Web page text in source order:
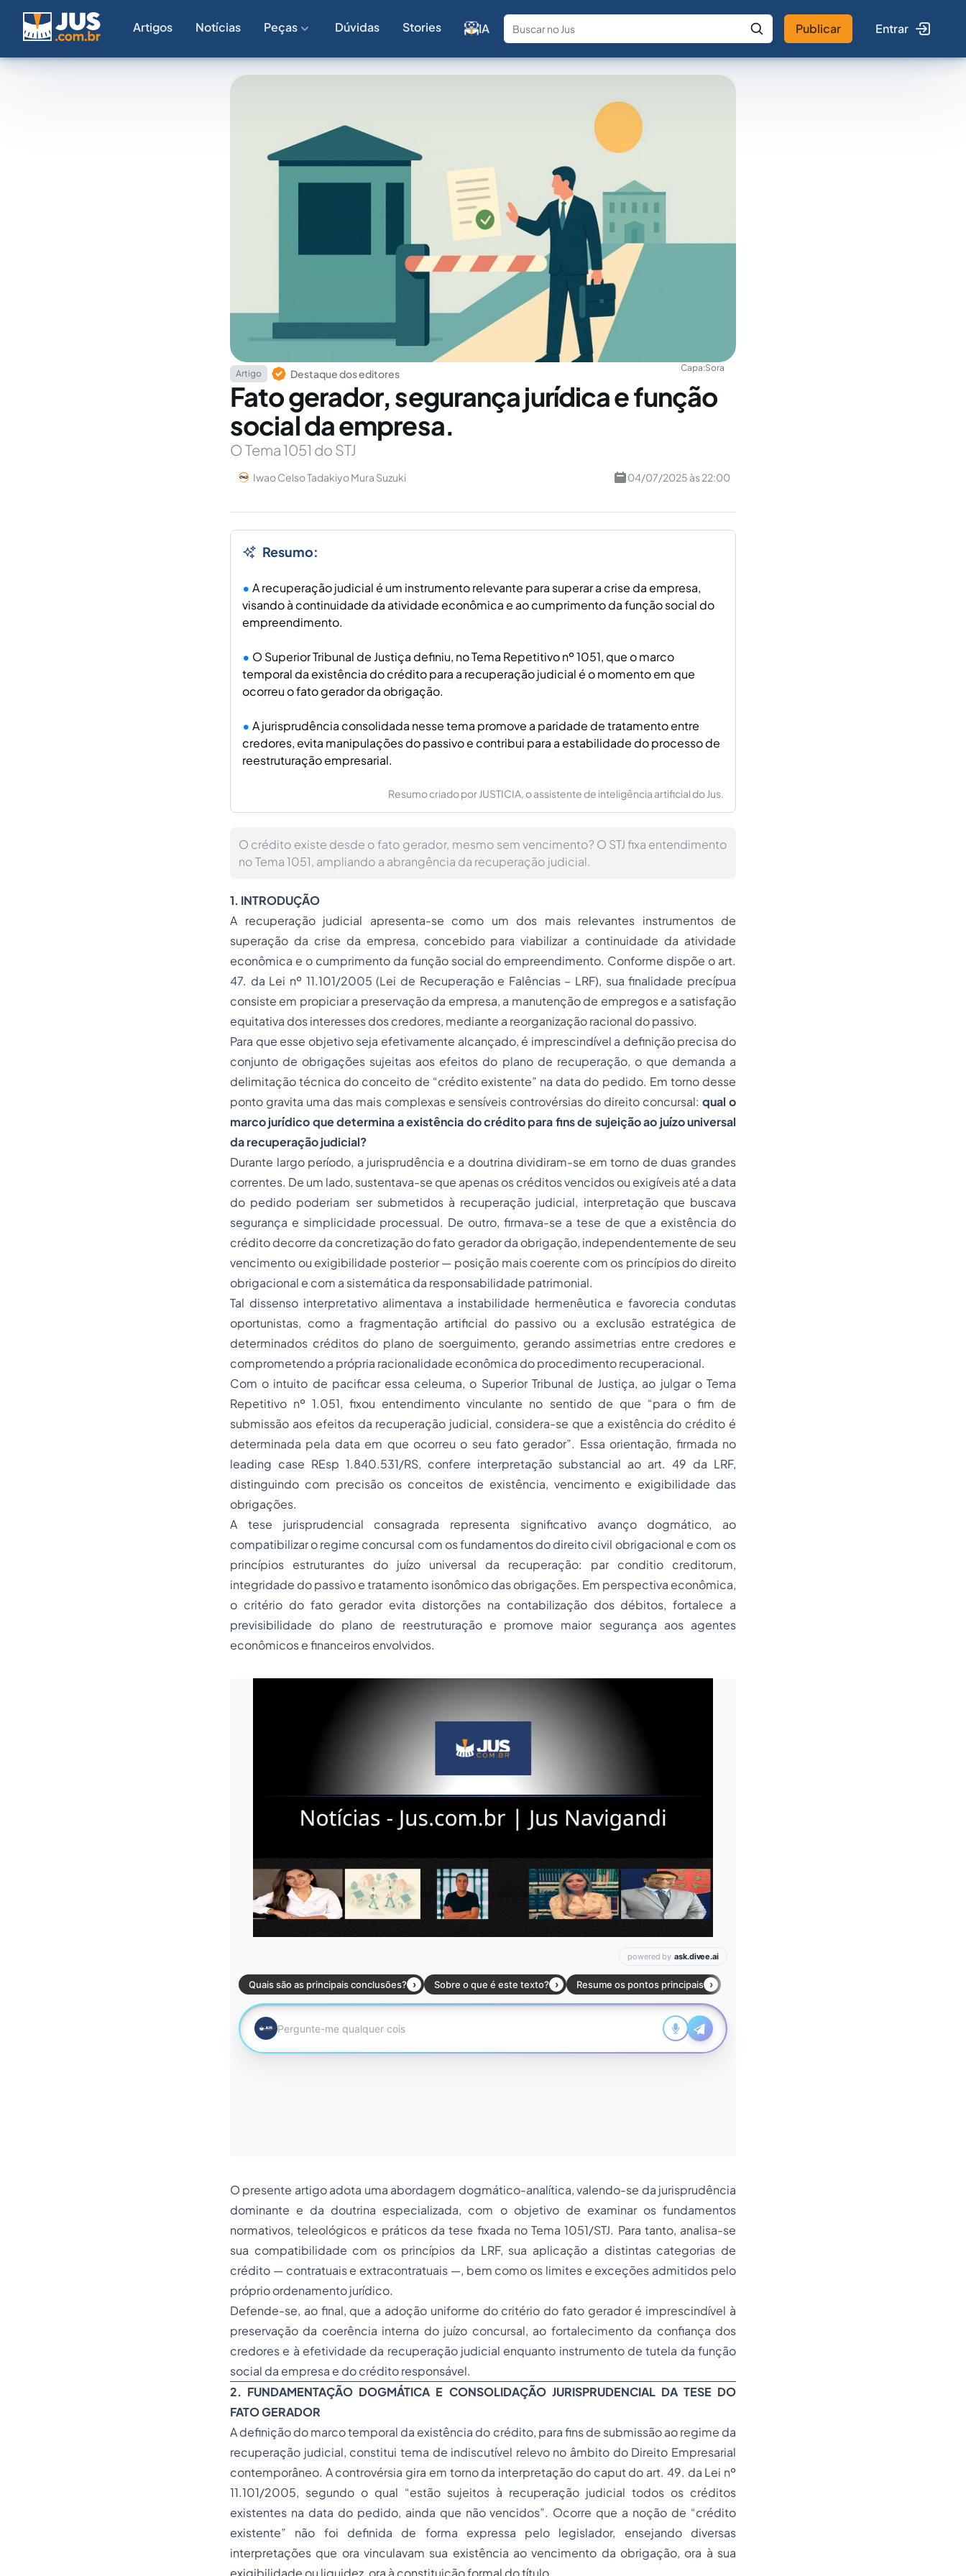
Artigos Notícias Peças Dúvidas Stories IA
Fale com a IA Buscar no Jus
Publicar Entrar
Capa:Sora
Artigo Destaque dos editores
Fato gerador, segurança jurídica e função
social da empresa.
O Tema 1051 do STJ
Iwao Celso Tadakiyo Mura Suzuki 04/07/2025 às 22:00
Resumo:
A recuperação judicial é um instrumento relevante para superar a crise da empresa,
visando à continuidade da atividade econômica e ao cumprimento da função social do
empreendimento.
O Superior Tribunal de Justiça definiu, no Tema Repetitivo nº 1051, que o marco
temporal da existência do crédito para a recuperação judicial é o momento em que
ocorreu o fato gerador da obrigação.
A jurisprudência consolidada nesse tema promove a paridade de tratamento entre
credores, evita manipulações do passivo e contribui para a estabilidade do processo de
reestruturação empresarial.
Resumo criado por JUSTICIA, o assistente de inteligência artificial do Jus.
O crédito existe desde o fato gerador, mesmo sem vencimento? O STJ fixa entendimento
no Tema 1051, ampliando a abrangência da recuperação judicial.
1. INTRODUÇÃO
A recuperação judicial apresenta-se como um dos mais relevantes instrumentos de
superação da crise da empresa, concebido para viabilizar a continuidade da atividade
econômica e o cumprimento da função social do empreendimento. Conforme dispõe o art.
47. da Lei nº 11.101/2005 (Lei de Recuperação e Falências – LRF), sua finalidade precípua
consiste em propiciar a preservação da empresa, a manutenção de empregos e a satisfação
equitativa dos interesses dos credores, mediante a reorganização racional do passivo.
Para que esse objetivo seja efetivamente alcançado, é imprescindível a definição precisa do
conjunto de obrigações sujeitas aos efeitos do plano de recuperação, o que demanda a
delimitação técnica do conceito de “crédito existente” na data do pedido. Em torno desse
ponto gravita uma das mais complexas e sensíveis controvérsias do direito concursal:qual o
marco jurídico que determina a existência do crédito para fins de sujeição ao juízo universal
da recuperação judicial?
Durante largo período, a jurisprudência e a doutrina dividiram-se em torno de duas grandes
correntes. De um lado, sustentava-se que apenas os créditos vencidos ou exigíveis até a data
do pedido poderiam ser submetidos à recuperação judicial, interpretação que buscava
segurança e simplicidade processual. De outro, firmava-se a tese de que a existência do
crédito decorre da concretização do fato gerador da obrigação, independentemente de seu
vencimento ou exigibilidade posterior — posição mais coerente com os princípios do direito
obrigacional e com a sistemática da responsabilidade patrimonial.
Tal dissenso interpretativo alimentava a instabilidade hermenêutica e favorecia condutas
oportunistas, como a fragmentação artificial do passivo ou a exclusão estratégica de
determinados créditos do plano de soerguimento, gerando assimetrias entre credores e
comprometendo a própria racionalidade econômica do procedimento recuperacional.
Com o intuito de pacificar essa celeuma, o Superior Tribunal de Justiça, ao julgar o Tema
Repetitivo nº 1.051, fixou entendimento vinculante no sentido de que “para o fim de
submissão aos efeitos da recuperação judicial, considera-se que a existência do crédito é
determinada pela data em que ocorreu o seu fato gerador”. Essa orientação, firmada no
leading case REsp 1.840.531/RS, confere interpretação substancial ao art. 49 da LRF,
distinguindo com precisão os conceitos de existência, vencimento e exigibilidade das
obrigações.
A tese jurisprudencial consagrada representa significativo avanço dogmático, ao
compatibilizar o regime concursal com os fundamentos do direito civil obrigacional e com os
princípios estruturantes do juízo universal da recuperação: par conditio creditorum,
integridade do passivo e tratamento isonômico das obrigações. Em perspectiva econômica,
o critério do fato gerador evita distorções na contabilização dos débitos, fortalece a
previsibilidade do plano de reestruturação e promove maior segurança aos agentes
econômicos e financeiros envolvidos.
O presente artigo adota uma abordagem dogmático-analítica, valendo-se da jurisprudência
dominante e da doutrina especializada, com o objetivo de examinar os fundamentos
normativos, teleológicos e práticos da tese fixada no Tema 1051/STJ. Para tanto, analisa-se
sua compatibilidade com os princípios da LRF, sua aplicação a distintas categorias de
crédito — contratuais e extracontratuais —, bem como os limites e exceções admitidos pelo
próprio ordenamento jurídico.
Defende-se, ao final, que a adoção uniforme do critério do fato gerador é imprescindível à
preservação da coerência interna do juízo concursal, ao fortalecimento da confiança dos
credores e à efetividade da recuperação judicial enquanto instrumento de tutela da função
social da empresa e do crédito responsável.
2. FUNDAMENTAÇÃO DOGMÁTICA E CONSOLIDAÇÃO JURISPRUDENCIAL DA TESE DO
FATO GERADOR
A definição do marco temporal da existência do crédito, para fins de submissão ao regime da
recuperação judicial, constitui tema de indiscutível relevo no âmbito do Direito Empresarial
contemporâneo. A controvérsia gira em torno da interpretação do caput do art. 49. da Lei nº
11.101/2005, segundo o qual “estão sujeitos à recuperação judicial todos os créditos
existentes na data do pedido, ainda que não vencidos”. Ocorre que a noção de “crédito
existente” não foi definida de forma expressa pelo legislador, ensejando diversas
interpretações que ora vinculavam sua existência ao vencimento da obrigação, ora à sua
exigibilidade ou liquidez, ora à constituição formal do título.